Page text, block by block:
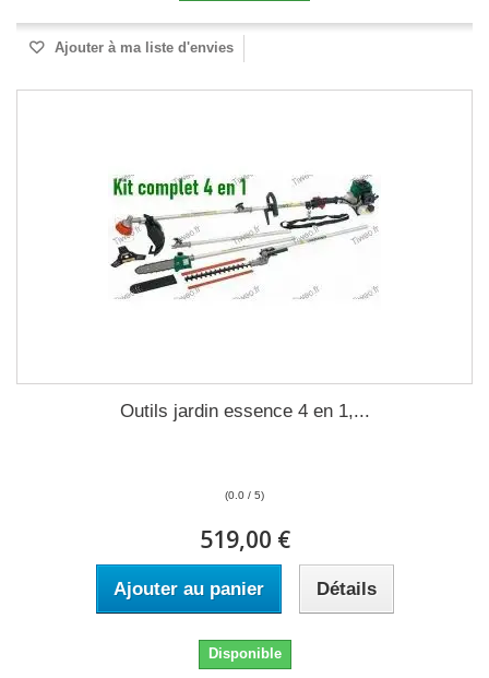
Ajouter à ma liste d'envies
Outils jardin essence 4 en 1,...
(0.0 / 5)
519,00 €
Ajouter au panier Détails
Disponible